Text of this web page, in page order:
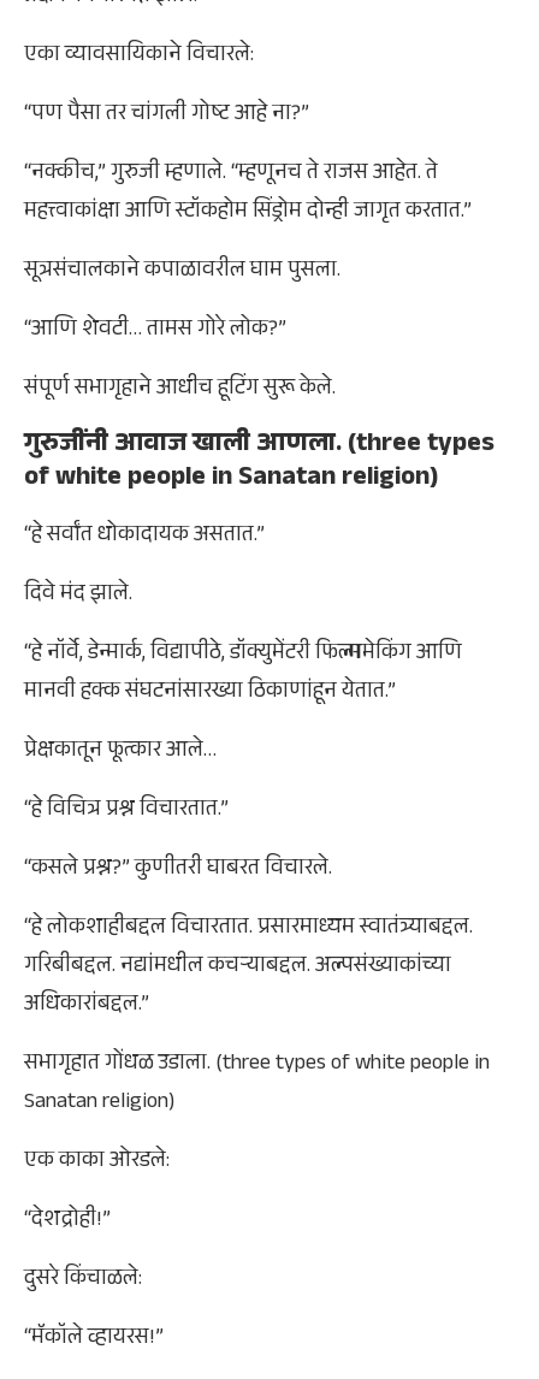
एका व्यावसायिकाने विचारले:
“पण पैसा तर चांगली गोष्ट आहे ना?”
“नक्कीच,” गुरुजी म्हणाले. “म्हणूनच ते राजस आहेत. ते
महत्त्वाकांक्षा आणि स्टॉकहोम सिंड्रोम दोन्ही जागृत करतात.”
सूत्रसंचालकाने कपाळावरील घाम पुसला.
“आणि शेवटी… तामस गोरे लोक?”
संपूर्ण सभागृहाने आधीच हूटिंग सुरू केले.
गुरुजींनी आवाज खाली आणला. (three types
of white people in Sanatan religion)
“हे सर्वांत धोकादायक असतात.”
दिवे मंद झाले.
“हे नॉर्वे, डेन्मार्क, विद्यापीठे, डॉक्युमेंटरी फिल्ममेकिंग आणि
मानवी हक्क संघटनांसारख्या ठिकाणांहून येतात.”
प्रेक्षकातून फूत्कार आले…
“हे विचित्र प्रश्न विचारतात.”
“कसले प्रश्न?” कुणीतरी घाबरत विचारले.
“हे लोकशाहीबद्दल विचारतात. प्रसारमाध्यम स्वातंत्र्याबद्दल.
गरिबीबद्दल. नद्यांमधील कचऱ्याबद्दल. अल्पसंख्याकांच्या
अधिकारांबद्दल.”
सभागृहात गोंधळ उडाला. (three types of white people in
Sanatan religion)
एक काका ओरडले:
“देशद्रोही!”
दुसरे किंचाळले:
“मॅकॉले व्हायरस!”